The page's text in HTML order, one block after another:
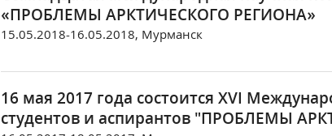
«ПРОБЛЕМЫ АРКТИЧЕСКОГО РЕГИОНА»
15.05.2018-16.05.2018, Мурманск
16 мая 2017 года состоится XVI
студентов и аспирантов "ПРОБЛЕМЫ